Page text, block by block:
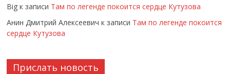
Big к записи Там по легенде покоится сердце Кутузова
Анин Дмитрий Алексеевич к записи Там по легенде покоится
сердце Кутузова
Прислать новость